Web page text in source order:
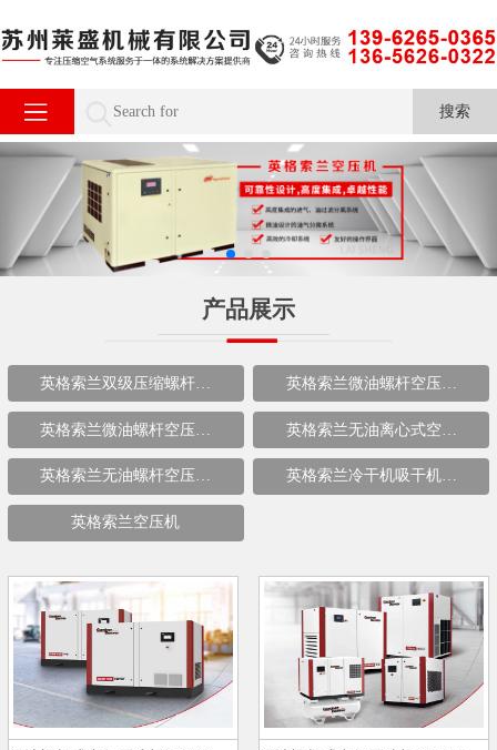
产品展示
英格索兰双级压缩螺杆… 英格索兰微油螺杆空压…
英格索兰微油螺杆空压… 英格索兰无油离心式空…
英格索兰无油螺杆空压… 英格索兰冷干机吸干机…
英格索兰空压机